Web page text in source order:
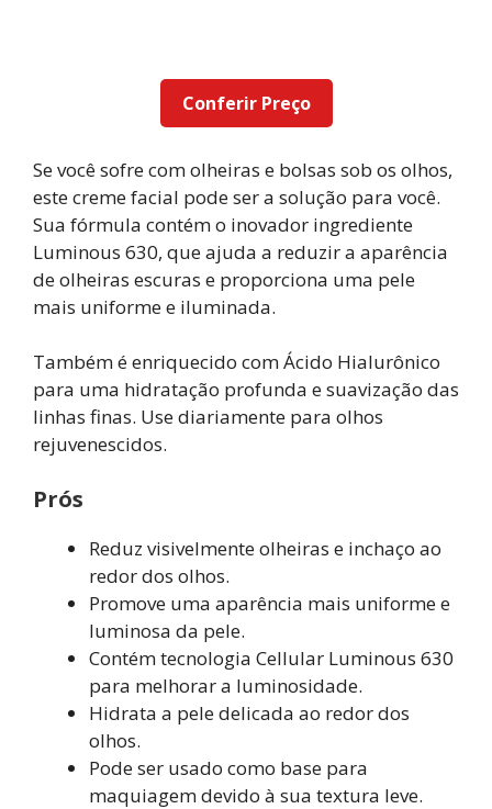
Conferir Preço
Se você sofre com olheiras e bolsas sob os olhos,
este creme facial pode ser a solução para você.
Sua fórmula contém o inovador ingrediente
Luminous 630, que ajuda a reduzir a aparência
de olheiras escuras e proporciona uma pele
mais uniforme e iluminada.
Também é enriquecido com Ácido Hialurônico
para uma hidratação profunda e suavização das
linhas finas. Use diariamente para olhos
rejuvenescidos.
Prós
Reduz visivelmente olheiras e inchaço ao
redor dos olhos.
Promove uma aparência mais uniforme e
luminosa da pele.
Contém tecnologia Cellular Luminous 630
para melhorar a luminosidade.
Hidrata a pele delicada ao redor dos
olhos.
Pode ser usado como base para
maquiagem devido à sua textura leve.